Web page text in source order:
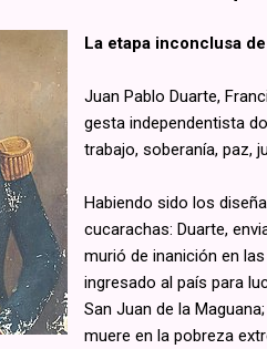
La etapa inconclusa
Juan Pablo Duarte,
gesta independentista
trabajo, soberanía, paz,
Habiendo sido los
cucarachas: Duarte,
murió de inanición en
ingresado al país para
San Juan de la
muere en la pobreza